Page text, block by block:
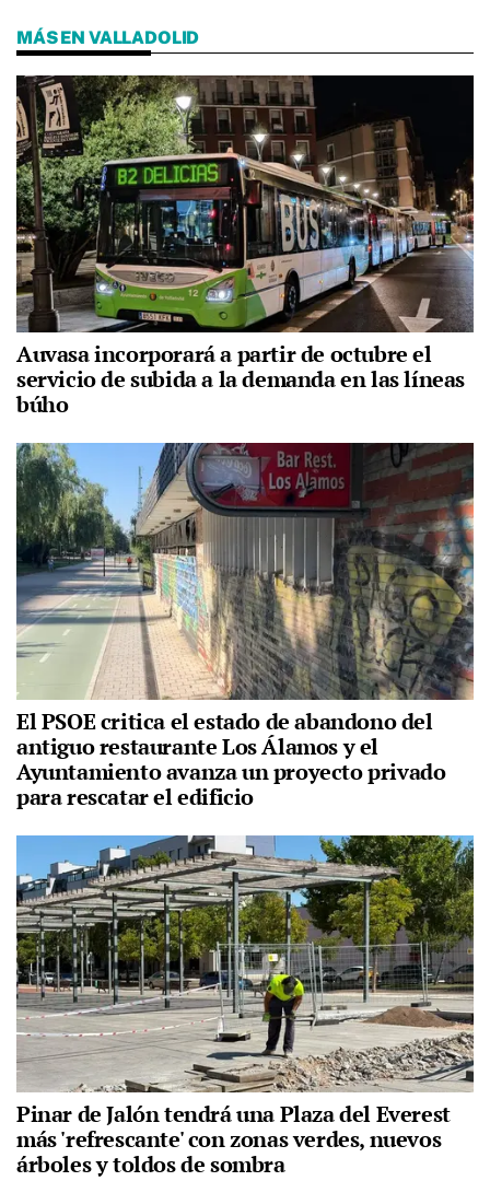
MÁS EN VALLADOLID
Auvasa incorporará a partir de octubre el
servicio de subida a la demanda en las líneas
búho
El PSOE critica el estado de abandono del
antiguo restaurante Los Álamos y el
Ayuntamiento avanza un proyecto privado
para rescatar el edificio
Pinar de Jalón tendrá una Plaza del Everest
más 'refrescante' con zonas verdes, nuevos
árboles y toldos de sombra